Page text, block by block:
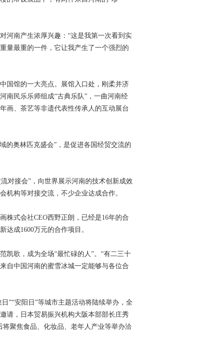
南产生浓厚兴趣：“这是我第一次看到实
量最重的一件，它让我产生了一个强烈的
馆的一大亮点。展馆入口处，刚柔并济
南民乐乐师组成“古典乐队”，一曲河南经
画、茶艺等非遗代表性传承人的互动展台
奥林匹克盛会”，是促进各国经贸交流的
接会”，向世界展示河南的技术创新成效
机构等对接交流，不少企业达成合作。
式会社CEO西野正朗，已经是16年的合
达成1600万元的合作项目。
歌，成为全场“最忙碌的人”。“有二三十
自中国河南的蜜雪冰城一定能够与各位合
”“安阳日”等城市主题活动将陆续举办，全
请，日本贸易振兴机构大阪本部部长庄秀
聚焦食品、化妆品、老年人产业等举办洽